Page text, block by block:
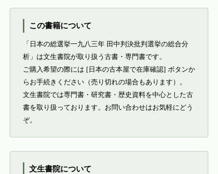
この書籍について
「日本の総選挙一九八三年 田中判決批判選挙の総合分
析」は文生書院が取り扱う古書・専門書です。
ご購入希望の際には [日本の古本屋で在庫確認] ボタンか
らお手続きください（売り切れの場合もあります）。
文生書院では専門書・研究書・歴史資料を中心とした古
書を取り扱っております。お問い合わせはお気軽にどう
ぞ。
文生書院について